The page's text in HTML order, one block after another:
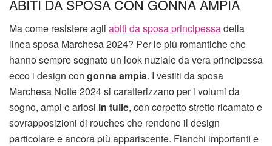
ABITI DA SPOSA CON GONNA AMPIA
Ma come resistere agli abiti da sposa principessadella
linea sposa Marchesa 2024? Per le più romantiche che
hanno sempre sognato un look nuziale da vera principessa
ecco i design con gonna ampia. I vestiti da sposa
Marchesa Notte 2024 si caratterizzano per i volumi da
sogno, ampi e ariosi in tulle, con corpetto stretto ricamato e
sovrapposizioni di rouches che rendono il design
particolare e ancora più appariscente. Fianchi importanti e